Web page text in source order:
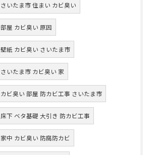
さいたま市 住まい カビ臭い
部屋 カビ臭い 原因
壁紙 カビ臭い さいたま市
さいたま市 カビ臭い 家
カビ臭い 部屋 防カビ工事 さいたま市
床下 ベタ基礎 大引き 防カビ工事
家中 カビ臭い 防腐防カビ